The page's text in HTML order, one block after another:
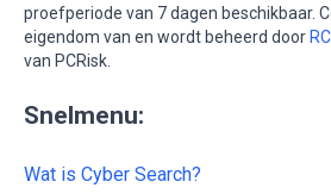
proefperiode van 7 dagen beschikbaar.
eigendom van en wordt beheerd door
van PCRisk.
Snelmenu:
Wat is Cyber Search?